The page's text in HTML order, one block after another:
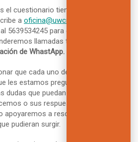
el cuestionario tienes algún
a oficina@uwcmexico.org
5639534245 para que te
llamadas telefónicas;
de WhastApp.
que cada uno de ustedes debe
les estamos preguntando. Por ello,
dudas que puedan surgir sobre las
o sus respuestas. Pero,
a resolver los
pudieran surgir.